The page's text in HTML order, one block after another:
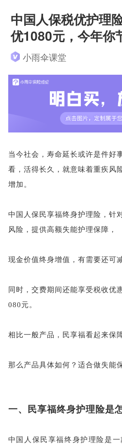
中国人保税优护理
优1080元，今年你
小雨伞课堂
当今社会，寿命延长或许是件好
看，活得长久，就意味着重疾风
增加。
中国人保民享福终身护理险，针
风险，提供高额失能护理保障，
现金价值终身增值，有需要还可
同时，交费期间还能享受税收优
080元。
相比一般产品，民享福看起来保
那么产品具体如何？适合做失能
一、 民享福终身护理险是
中国人保民享福终身护理险是